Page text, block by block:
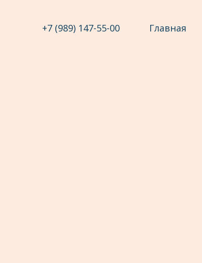
+7 (989) 147-55-00 Главная